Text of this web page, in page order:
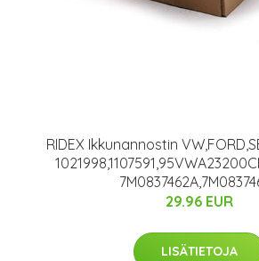
RIDEX Ikkunannostin
29.96 EUR
LISÄTIETOJA